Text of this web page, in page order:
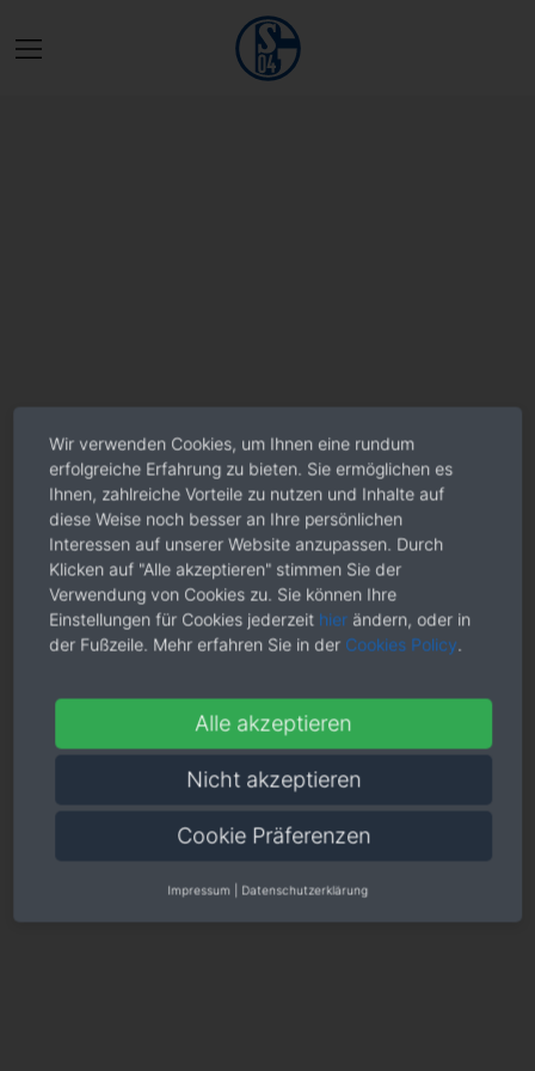
Wir verwenden Cookies, um Ihnen eine rundum
erfolgreiche Erfahrung zu bieten. Sie ermöglichen es
Ihnen, zahlreiche Vorteile zu nutzen und Inhalte auf
diese Weise noch besser an Ihre persönlichen
Interessen auf unserer Website anzupassen. Durch
Klicken auf "Alle akzeptieren" stimmen Sie der
Verwendung von Cookies zu. Sie können Ihre
Einstellungen für Cookies jederzeit hier ändern, oder in
der Fußzeile. Mehr erfahren Sie in der Cookies Policy.
Alle akzeptieren
Nicht akzeptieren
Cookie Präferenzen
Impressum Datenschutzerklärung